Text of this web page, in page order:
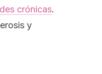
crónicas.
y